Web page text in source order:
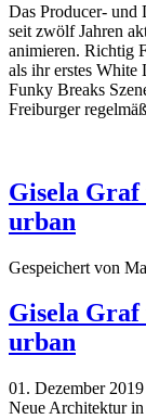
Das Producer- und
seit zwölf Jahren
animieren. Richtig
als ihr erstes
Funky Breaks
Freiburger
Gisela
urban
Gespeichert von
Gisela
urban
01. Dezember 2019
Neue Architektur